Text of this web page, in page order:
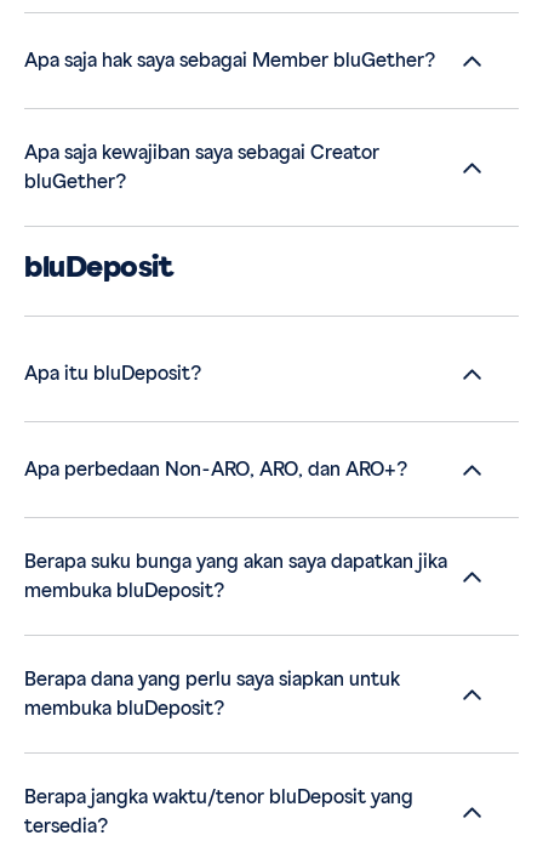
Apa saja hak saya sebagai Member bluGether?
Apa saja kewajiban saya sebagai Creator
bluGether?
bluDeposit
Apa itu bluDeposit?
Apa perbedaan Non-ARO, ARO, dan ARO+?
Berapa suku bunga yang akan saya dapatkan jika
membuka bluDeposit?
Berapa dana yang perlu saya siapkan untuk
membuka bluDeposit?
Berapa jangka waktu/tenor bluDeposit yang
tersedia?